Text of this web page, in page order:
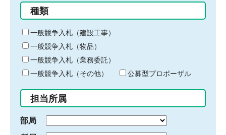
る
キ
ー
ワ
ー
ド
入
力
種類
一般競争入札（建設工事）
一般競争入札（物品）
一般競争入札（業務委託）
一般競争入札（その他）
公募型プロポーザル
担当所属
部局